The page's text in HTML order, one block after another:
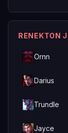
RENEKTON
Ornn
Darius
Trundle
Jayce